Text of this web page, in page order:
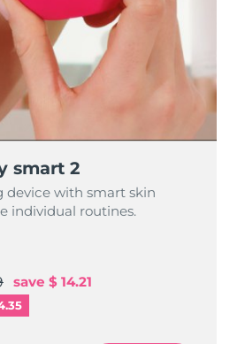
smart 2
device with smart skin
individual routines.
save $ 14.21
smart 2
device with smart skin
individual routines.
save $ 14.21
smart 2
device with smart skin
individual routines.
save $ 14.21